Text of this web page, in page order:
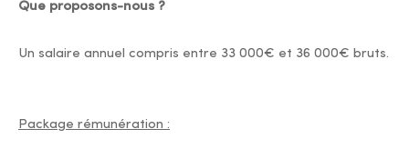
Que proposons-nous ?
Un salaire annuel compris entre 33 000€ et 36 000€ bruts.
Package rémunération :